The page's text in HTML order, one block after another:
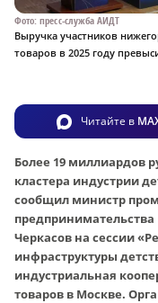
Фото: пресс-служба АИДТ
Выручка участников
товаров в 2025 году
Читайте в
Более 19 миллиардов
кластера индустрии
сообщил министр
Черкасов на сессии
инфраструктуры
индустриальная
товаров в Москве.